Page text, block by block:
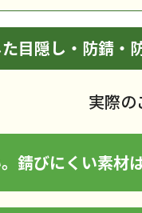
目隠し・防錆・
実際の
錆びにくい素材は